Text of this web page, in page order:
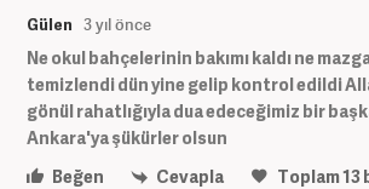
Gülen 3 yıl önce
Ne okul bahçelerinin bakımı kaldı ne
temizlendi dün yine gelip kontrol edildi
gönül rahatlığıyla dua edeceğimiz bir
Ankara'ya şükürler olsun
Beğen
Cevapla Toplam13